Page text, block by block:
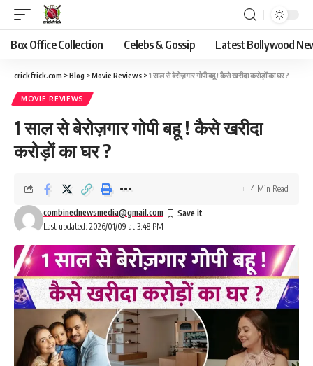
Box Office Collection Celebs & Gossip Latest Bollywood
crickfrick.com >Blog >Movie Reviews >1 साल से बेरोज़गार गोपी बहू ! कैसे खरीदा करोड़ों का घर ?
MOVIE REVIEWS
1 साल से बेरोज़गार गोपी बहू ! कैसे खरीदा
करोड़ों का घर ?
Last updated: 2026/01/09 at 3:48 PM
combinednewsmedia@gmail.com
4 Min Read